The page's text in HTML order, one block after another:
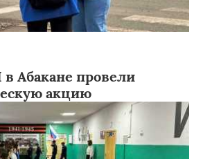
Абакане провели
акцию